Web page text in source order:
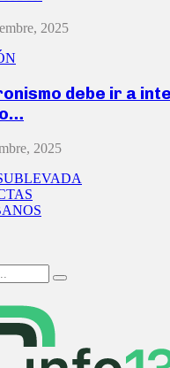
2025
debe ir a
2025
Search